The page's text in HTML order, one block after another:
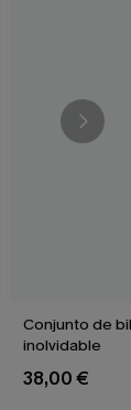
Conjunto de
inolvidable
38,00 €